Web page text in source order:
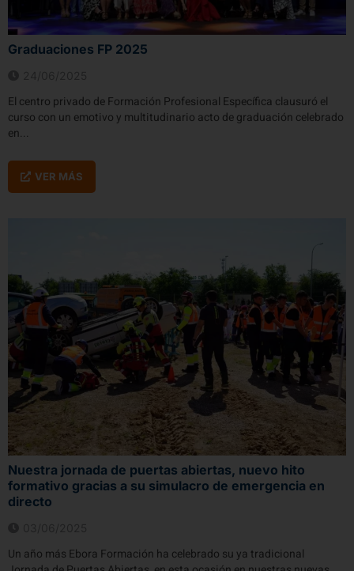
Graduaciones FP 2025​
El centro privado de Formación Profesional Específica clausuró el
curso con un emotivo y multitudinario acto de graduación celebrado
en...
VER MÁS
Nuestra jornada de puertas abiertas, nuevo hito
formativo gracias a su simulacro de emergencia en
directo
Un año más Ebora Formación ha celebrado su ya tradicional